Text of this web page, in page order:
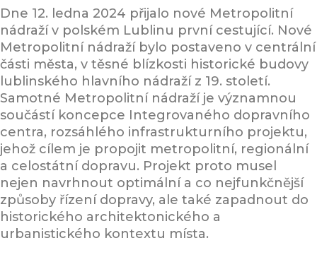
Dne 12. ledna 2024 přijalo nové Metropolitní
nádraží v polském Lublinu první cestující. Nové
Metropolitní nádraží bylo postaveno v centrální
části města, v těsné blízkosti historické budovy
lublinského hlavního nádraží z 19. století.
Samotné Metropolitní nádraží je významnou
součástí koncepce Integrovaného dopravního
centra, rozsáhlého infrastrukturního projektu,
jehož cílem je propojit metropolitní, regionální
a celostátní dopravu. Projekt proto musel
nejen navrhnout optimální a co nejfunkčnější
způsoby řízení dopravy, ale také zapadnout do
historického architektonického a
urbanistického kontextu místa.